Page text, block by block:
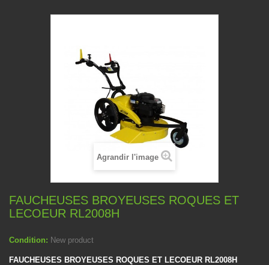
Agrandir l'image
FAUCHEUSES BROYEUSES ROQUES ET
LECOEUR RL2008H
Condition: New product
FAUCHEUSES BROYEUSES ROQUES ET LECOEUR RL2008H